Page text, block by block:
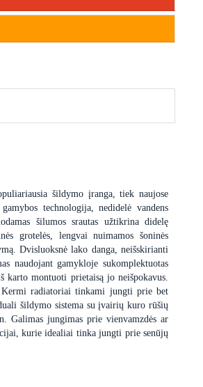
šildymo įranga, tiek naujose
technologija, nedidelė vandens
šilumos srautas užtikrina didelę
grotelės, lengvai nuimamos šoninės
Dvisluoksnė lako danga, neišskirianti
naudojant gamykloje sukomplektuotas
karto montuoti prietaisą jo neišpokavus.
radiatoriai tinkami jungti prie bet
šildymo sistema su įvairių kuro rūšių
Galimas jungimas prie vienvamzdės ar
kurie idealiai tinka jungti prie senūjų